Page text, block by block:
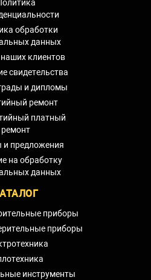
обработки
данных
клиентов
свидетельства
и дипломы
ремонт
платный
ремонт
предложения
на обработку
данных
приборы
приборы
инструменты